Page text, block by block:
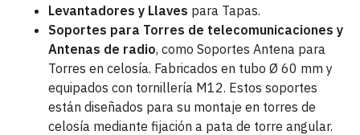
Levantadores y Llaves para Tapas.
Soportes para Torres de telecomunicaciones y
Antenas de radio, como Soportes Antena para
Torres en celosía. Fabricados en tubo Ø 60 mm y
equipados con tornillería M12. Estos soportes
están diseñados para su montaje en torres de
celosía mediante fijación a pata de torre angular.